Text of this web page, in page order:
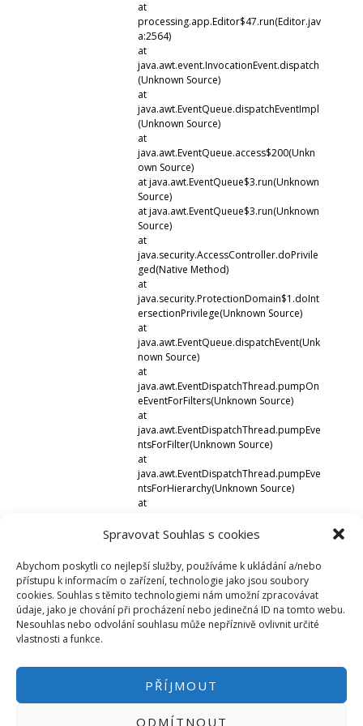
Spravovat Souhlas s cookies
Abychom poskytli co nejlepší služby, používáme k ukládání a/nebo
přístupu k informacím o zařízení, technologie jako jsou soubory
cookies. Souhlas s těmito technologiemi nám umožní zpracovávat
údaje, jako je chování při procházení nebo jedinečná ID na tomto webu.
Nesouhlas nebo odvolání souhlasu může nepříznivě ovlivnit určité
vlastnosti a funkce.
PŘÍJMOUT
ODMÍTNOUT
at
processing.app.Editor$47.run(Editor.jav
a:2564)
at
java.awt.event.InvocationEvent.dispatch
(Unknown Source)
at
java.awt.EventQueue.dispatchEventImpl
(Unknown Source)
at
java.awt.EventQueue.access$200(Unkn
own Source)
at java.awt.EventQueue$3.run(Unknown
Source)
at java.awt.EventQueue$3.run(Unknown
Source)
at
java.security.AccessController.doPrivile
ged(Native Method)
at
java.security.ProtectionDomain$1.doInt
ersectionPrivilege(Unknown Source)
at
java.awt.EventQueue.dispatchEvent(Unk
nown Source)
at
java.awt.EventDispatchThread.pumpOn
eEventForFilters(Unknown Source)
at
java.awt.EventDispatchThread.pumpEve
ntsForFilter(Unknown Source)
at
java.awt.EventDispatchThread.pumpEve
ntsForHierarchy(Unknown Source)
at
nts(Unknown Source)
java.awt.EventDispatchThread.pumpEve
nts(Unknown Source)
at
java.awt.EventDispatchThread.run(Unkn
own Source)